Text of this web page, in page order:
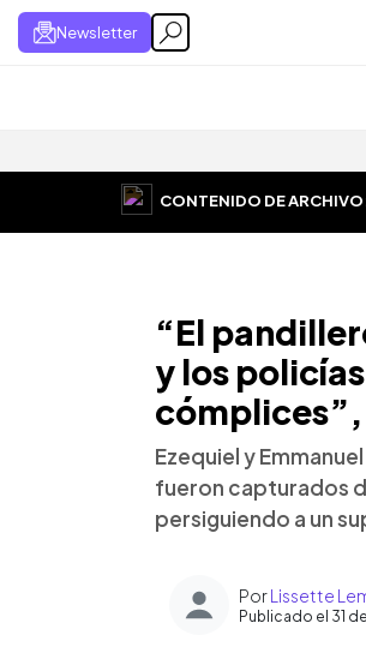
Newsletter
CONTENIDO DE
“El
y los
Ezequiel y
fueron capturados
persiguiendo a un
PorLissette
Publicado el 31